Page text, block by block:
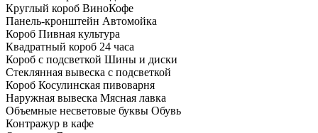
Круглый короб ВиноКофе
Панель-кронштейн Автомойка
Короб Пивная культура
Квадратный короб 24 часа
Короб с подсветкой Шины и диски
Стеклянная вывеска с подсветкой
Короб Косулинская пивоварня
Наружная вывеска Мясная лавка
Объемные несветовые буквы Обувь
Контражур в кафе